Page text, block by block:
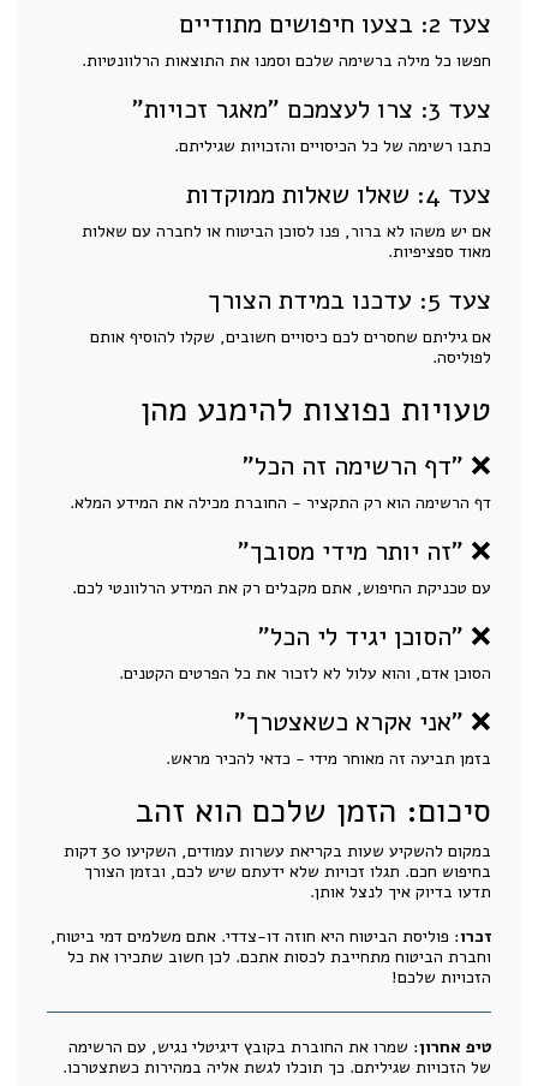
צעד 2: בצעו חיפושים מתודיים
חפשו כל מילה ברשימה שלכם וסמנו את התוצאות הרלוונטיות.
צעד 3: צרו לעצמכם "מאגר זכויות"
כתבו רשימה של כל הכיסויים והזכויות שגיליתם.
צעד 4: שאלו שאלות ממוקדות
אם יש משהו לא ברור, פנו לסוכן הביטוח או לחברה עם שאלות
מאוד ספציפיות.
צעד 5: עדכנו במידת הצורך
אם גיליתם שחסרים לכם כיסויים חשובים, שקלו להוסיף אותם
לפוליסה.
טעויות נפוצות להימנע מהן
❌ "דף הרשימה זה הכל"
דף הרשימה הוא רק התקציר - החוברת מכילה את המידע המלא.
❌ "זה יותר מידי מסובך"
עם טכניקת החיפוש, אתם מקבלים רק את המידע הרלוונטי לכם.
❌ "הסוכן יגיד לי הכל"
הסוכן אדם, והוא עלול לא לזכור את כל הפרטים הקטנים.
❌ "אני אקרא כשאצטרך"
בזמן תביעה זה מאוחר מידי - כדאי להכיר מראש.
סיכום: הזמן שלכם הוא זהב
במקום להשקיע שעות בקריאת עשרות עמודים, השקיעו 30 דקות
בחיפוש חכם. תגלו זכויות שלא ידעתם שיש לכם, ובזמן הצורך
תדעו בדיוק איך לנצל אותן.
זכרו: פוליסת הביטוח היא חוזה דו-צדדי. אתם משלמים דמי ביטוח,
וחברת הביטוח מתחייבת לכסות אתכם. לכן חשוב שתכירו את כל
הזכויות שלכם!
טיפ אחרון: שמרו את החוברת בקובץ דיגיטלי נגיש, עם הרשימה
של הזכויות שגיליתם. כך תוכלו לגשת אליה במהירות כשתצטרכו.